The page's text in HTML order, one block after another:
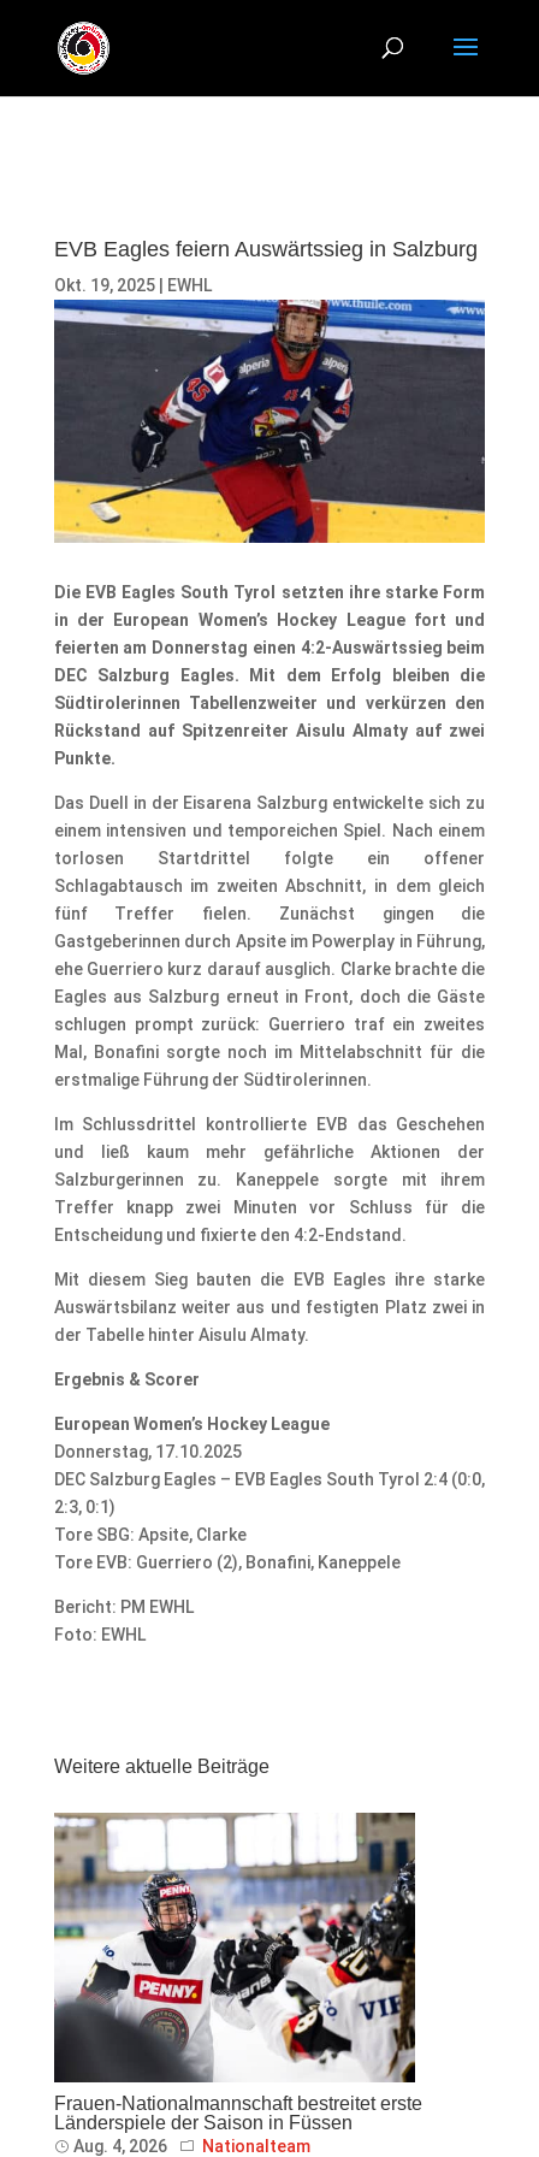
EVB Eagles feiern Auswärtssieg in Salzburg
Okt. 19, 2025| EWHL
Die EVB Eagles South Tyrol setzten ihre starke Form
in der European Women’s Hockey League fort und
feierten am Donnerstag einen 4:2-Auswärtssieg beim
DEC Salzburg Eagles. Mit dem Erfolg bleiben die
Südtirolerinnen Tabellenzweiter und verkürzen den
Rückstand auf Spitzenreiter Aisulu Almaty auf zwei
Punkte.
Das Duell in der Eisarena Salzburg entwickelte sich zu
einem intensiven und temporeichen Spiel. Nach einem
torlosen Startdrittel folgte ein offener
Schlagabtausch im zweiten Abschnitt, in dem gleich
fünf Treffer fielen. Zunächst gingen die
Gastgeberinnen durch Apsite im Powerplay in Führung,
ehe Guerriero kurz darauf ausglich. Clarke brachte die
Eagles aus Salzburg erneut in Front, doch die Gäste
schlugen prompt zurück: Guerriero traf ein zweites
Mal, Bonafini sorgte noch im Mittelabschnitt für die
erstmalige Führung der Südtirolerinnen.
Im Schlussdrittel kontrollierte EVB das Geschehen
und ließ kaum mehr gefährliche Aktionen der
Salzburgerinnen zu. Kaneppele sorgte mit ihrem
Treffer knapp zwei Minuten vor Schluss für die
Entscheidung und fixierte den 4:2-Endstand.
Mit diesem Sieg bauten die EVB Eagles ihre starke
Auswärtsbilanz weiter aus und festigten Platz zwei in
der Tabelle hinter Aisulu Almaty.
Ergebnis & Scorer
European Women’s Hockey League
Donnerstag, 17.10.2025
DEC Salzburg Eagles – EVB Eagles South Tyrol 2:4 (0:0,
2:3, 0:1)
Tore SBG: Apsite, Clarke
Tore EVB: Guerriero (2), Bonafini, Kaneppele
Bericht: PM EWHL
Foto: EWHL
Weitere aktuelle Beiträge
Frauen-Nationalmannschaft bestreitet erste
Länderspiele der Saison in Füssen
Aug. 4, 2026 Nationalteam